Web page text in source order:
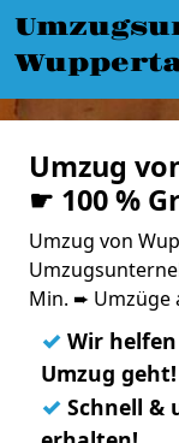
Umzug
☛ 100 %
Umzug von
Min. ➨ Umzüge
✓ Wir
Umzug geht!
✓ Schnell &